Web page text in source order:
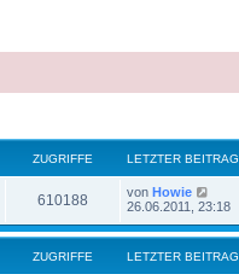
ZUGRIFFE LETZTER BEITRAG
610188 von Howie
26.06.2011, 23:18
ZUGRIFFE LETZTER BEITRAG